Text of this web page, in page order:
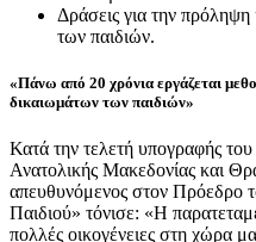
Δράσεις για την πρόληψη
των παιδιών.
«Πάνω από 20 χρόνια εργάζεται
δικαιωμάτων των παιδιών»
Κατά την τελετή υπογραφής
Ανατολικής Μακεδονίας και
απευθυνόμενος στον Πρόεδρο
Παιδιού» τόνισε: «Η
πολλές οικογένειες στη χώρα